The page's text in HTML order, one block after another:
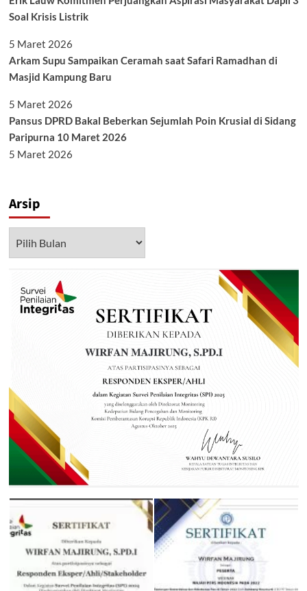
Soal Krisis Listrik
5 Maret 2026
Arkam Supu Sampaikan Ceramah saat Safari Ramadhan di
Masjid Kampung Baru
5 Maret 2026
Pansus DPRD Bakal Beberkan Sejumlah Poin Krusial di Sidang
Paripurna 10 Maret 2026
5 Maret 2026
Arsip